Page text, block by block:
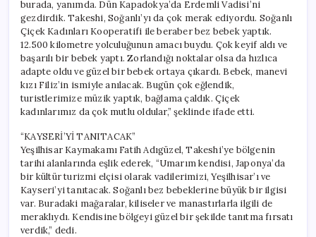
burada, yanımda. Dün Kapadokya’da Erdemli Vadisi’ni
gezdirdik. Takeshi, Soğanlı’yı da çok merak ediyordu. Soğanlı
Çiçek Kadınları Kooperatifi ile beraber bez bebek yaptık.
12.500 kilometre yolculuğunun amacı buydu. Çok keyif aldı ve
başarılı bir bebek yaptı. Zorlandığı noktalar olsa da hızlıca
adapte oldu ve güzel bir bebek ortaya çıkardı. Bebek, manevi
kızı Filiz’in ismiyle anılacak. Bugün çok eğlendik,
turistlerimize müzik yaptık, bağlama çaldık. Çiçek
kadınlarımız da çok mutlu oldular,” şeklinde ifade etti.
“KAYSERİ’Yİ TANITACAK”
Yeşilhisar Kaymakamı Fatih Adıgüzel, Takeshi’ye bölgenin
tarihi alanlarında eşlik ederek, “Umarım kendisi, Japonya’da
bir kültür turizmi elçisi olarak vadilerimizi, Yeşilhisar’ı ve
Kayseri’yi tanıtacak. Soğanlı bez bebeklerine büyük bir ilgisi
var. Buradaki mağaralar, kiliseler ve manastırlarla ilgili de
meraklıydı. Kendisine bölgeyi güzel bir şekilde tanıtma fırsatı
verdik,” dedi.